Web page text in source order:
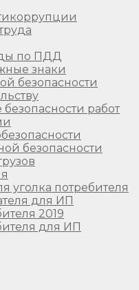
по ПДД
знаки
безопасности
работ
безопасности
уголка потребителя
для ИП
2019
для ИП